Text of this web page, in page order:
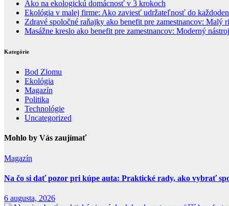
Ako na ekologickú domácnosť v 3 krokoch
Ekológia v malej firme: Ako zaviesť udržateľnosť do
Zdravé spoločné raňajky ako benefit pre zamestnancov:
Masážne kreslo ako benefit pre zamestnancov: Moderný
Kategórie
Bod Zlomu
Ekológia
Magazín
Politika
Technológie
Uncategorized
Mohlo by Vás zaujímať
Magazín
Na čo si dať pozor pri kúpe auta: Praktické rady, ako vybrať
6 augusta, 2026